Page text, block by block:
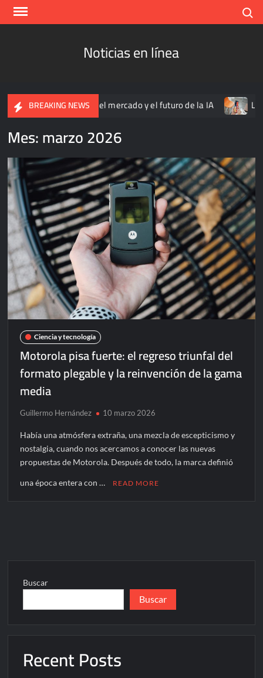
Skip
Noticias en línea
BREAKING NEWS
nubes? El dilema del mercado y el futuro de la IA La
Mes:marzo 2026
Ciencia y tecnología
Motorola pisa fuerte: el regreso triunfal del
formato plegable y la reinvención de la gama
media
Guillermo Hernández 10 marzo 2026
Había una atmósfera extraña, una mezcla de escepticismo y
nostalgia, cuando nos acercamos a conocer las nuevas
propuestas de Motorola. Después de todo, la marca definió
una época entera con … READ MORE
Buscar
Buscar
Recent Posts